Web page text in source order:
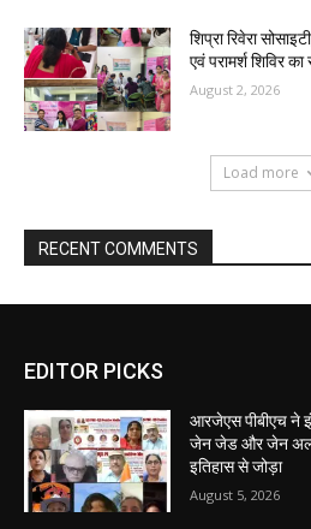
शिप्रा रिवेरा
एवं परामर्श शिविर
August 2, 2026
Load more
RECENT COMMENTS
EDITOR PICKS
आरजेएस पीबीएच ने
जेन जेड और जेन
इतिहास से जोड़ा
August 5, 2026